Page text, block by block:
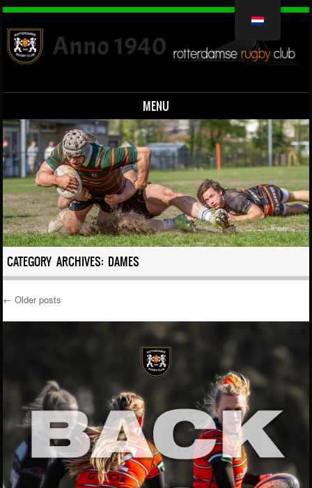
MENU
Overslaan naar inhoud
CATEGORY ARCHIVES: DAMES
Post navigation
← Older posts